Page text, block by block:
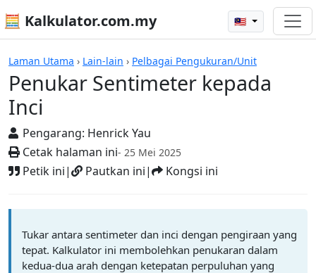
🧮 Kalkulator.com.my 🇲🇾
Laman Utama › Lain-lain › Pelbagai Pengukuran/Unit
Penukar Sentimeter kepada
Inci
Pengarang: Henrick Yau
Cetak halaman ini- 25 Mei 2025
Petik ini| Pautkan ini| Kongsi ini
Kalkulator
Tukar antara sentimeter dan inci dengan pengiraan yang
tepat. Kalkulator ini membolehkan penukaran dalam
kedua-dua arah dengan ketepatan perpuluhan yang